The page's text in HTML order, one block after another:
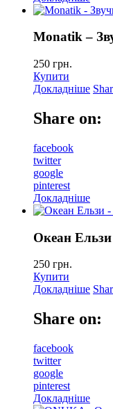
Monatik –
250 грн.
Купити
Докладніше
Share on:
facebook
twitter
google
pinterest
Докладніше
Океан
250 грн.
Купити
Докладніше
Share on:
facebook
twitter
google
pinterest
Докладніше